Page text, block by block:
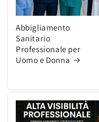
Abbigliamento
Sanitario
Professionale per
Uomo e Donna